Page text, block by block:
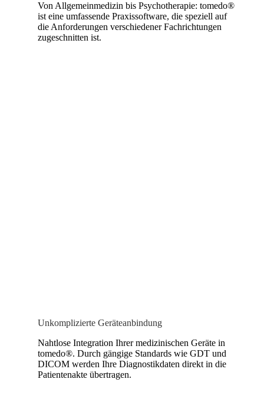
Von Allgemeinmedizin bis Psychotherapie: tomedo®
ist eine umfassende Praxissoftware, die speziell auf
die Anforderungen verschiedener Fachrichtungen
zugeschnitten ist.
Unkomplizierte Geräteanbindung
Nahtlose Integration Ihrer medizinischen Geräte in
tomedo®. Durch gängige Standards wie GDT und
DICOM werden Ihre Diagnostikdaten direkt in die
Patientenakte übertragen.